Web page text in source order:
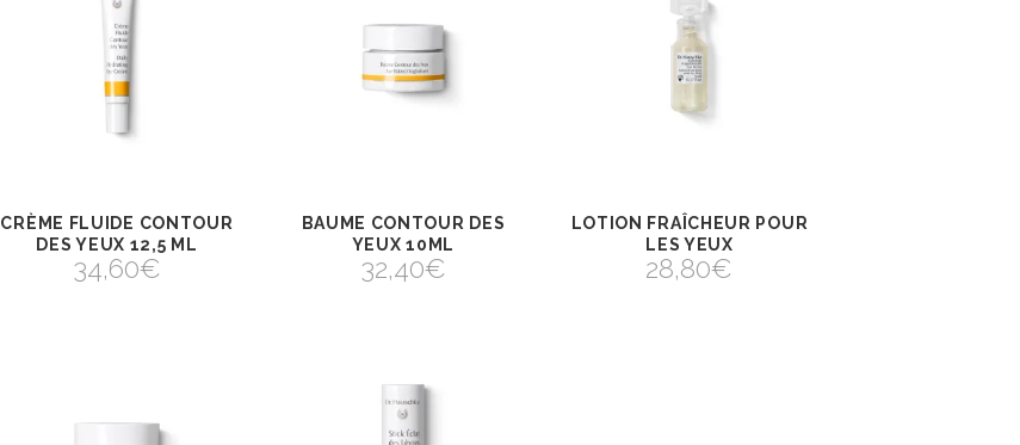
VIEW
AJOUTER AU
PANIER
CRÈME FLUIDE CONTOUR
DES YEUX 12,5 ML
34,60€
VIEW
AJOUTER AU
PANIER
BAUME CONTOUR DES
YEUX 10ML
32,40€
VIEW
AJOUTER AU
PANIER
LOTION FRAÎCHEUR POUR
LES YEUX
28,80€